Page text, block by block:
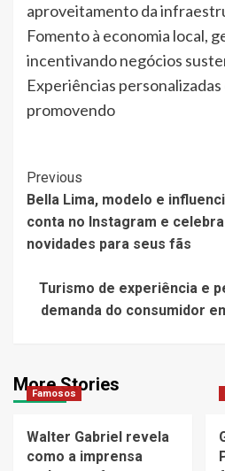
aproveitamento da
Fomento à economia local,
incentivando negócios
Experiências personalizadas
promovendo
Post
Navigation
Previous
Bella Lima, modelo e
conta no Instagram e
novidades para seus fãs
Turismo de experiência e
demanda do consumidor
More Stories
Famosos
Walter Gabriel revela
como a imprensa